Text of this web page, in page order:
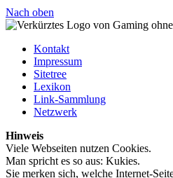
Nach oben
Kontakt
Impressum
Sitetree
Lexikon
Link-Sammlung
Netzwerk
Hinweis
Viele Webseiten nutzen Cookies.
Man spricht es so aus: Kukies.
Sie merken sich, welche Internet-